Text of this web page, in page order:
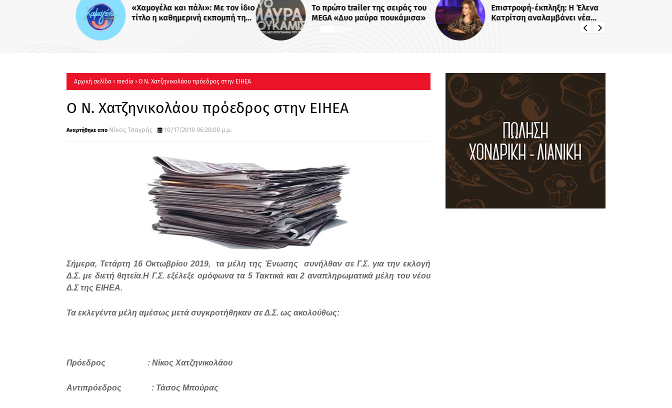
«Χαμογέλα και πάλι»: Με τον ίδιο
τίτλο η καθημερινή εκπομπή της
Σίσσυς Χρηστίδου στο Mega -
Το πρώτο trailer της σειράς του
MEGA «Δυο μαύρα πουκάμισα»
Επιστροφή-έκπληξη: Η Έλενα
Κατρίτση αναλαμβάνει νέα
εκπομπή - Σε αυτό το κανάλι θα
Αρχική σελίδα media Ο Ν. Χατζηνικολάου πρόεδρος στην ΕΙΗΕΑ
Ο Ν. Χατζηνικολάου πρόεδρος στην ΕΙΗΕΑ
Νίκος Τσαγρής 10/17/2019 06:20:00 μ.μ.
Σήμερα, Τετάρτη 16 Οκτωβρίου 2019, τα μέλη της Ένωσης συνήλθαν σε Γ.Σ. για την εκλογή
Δ.Σ. με διετή θητεία.Η Γ.Σ. εξέλεξε ομόφωνα τα 5 Τακτικά και 2 αναπληρωματικά μέλη του νέου
Δ.Σ της ΕΙΗΕΑ.
Τα εκλεγέντα μέλη αμέσως μετά συγκροτήθηκαν σε Δ.Σ. ως ακολούθως:
Πρόεδρος : Νίκος Χατζηνικολάου
Αντιπρόεδρος : Τάσος Μπούρας